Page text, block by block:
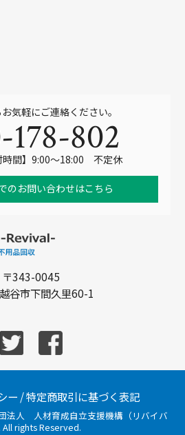
〒343-0045
谷市下間久里60-1
気軽にご連絡ください。
178-802
時間】9:00～18:00 不定休
のお問い合わせはこちら
ー /特定商取引に基づく表記
法人 人材育成自立支援機構（リバイバ
All rights Reserved.